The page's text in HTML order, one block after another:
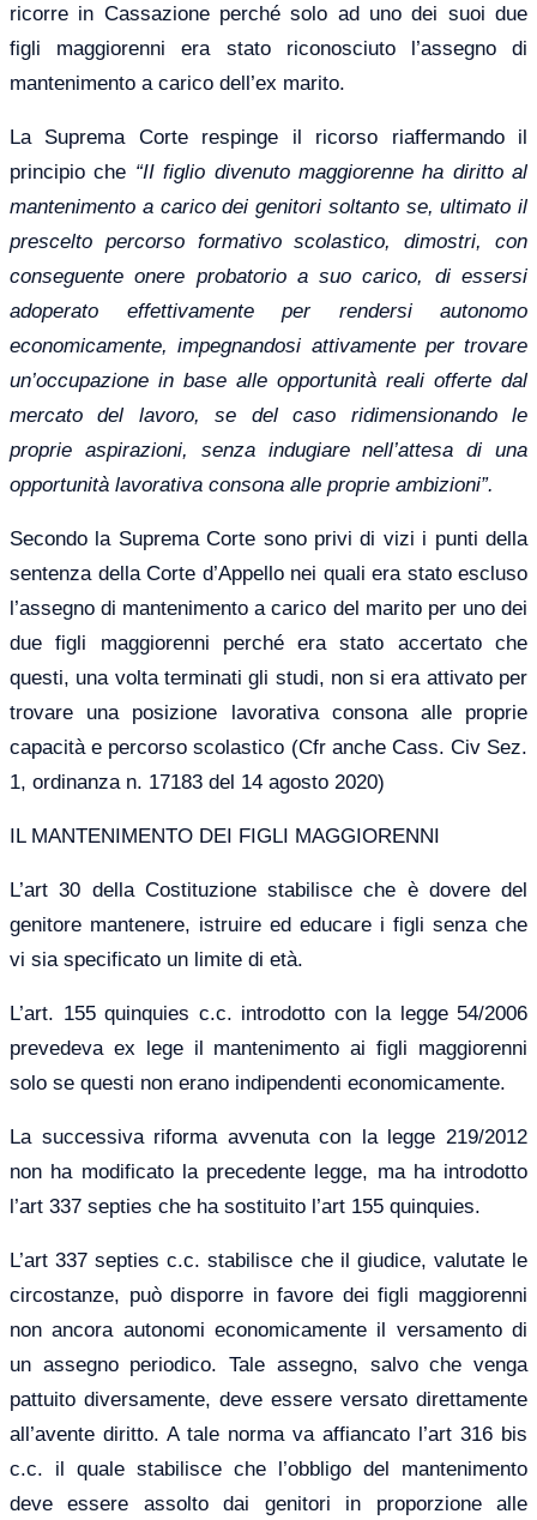
ricorre in Cassazione perché solo ad uno dei suoi due
figli maggiorenni era stato riconosciuto l’assegno di
mantenimento a carico dell’ex marito.
La Suprema Corte respinge il ricorso riaffermando il
principio che “II figlio divenuto maggiorenne ha diritto al
mantenimento a carico dei genitori soltanto se, ultimato il
prescelto percorso formativo scolastico, dimostri, con
conseguente onere probatorio a suo carico, di essersi
adoperato effettivamente per rendersi autonomo
economicamente, impegnandosi attivamente per trovare
un’occupazione in base alle opportunità reali offerte dal
mercato del lavoro, se del caso ridimensionando le
proprie aspirazioni, senza indugiare nell’attesa di una
opportunità lavorativa consona alle proprie ambizioni”.
Secondo la Suprema Corte sonoprivi di vizi i punti della
sentenza della Corte d’Appello nei quali era stato escluso
l’assegno di mantenimento a carico del marito per uno dei
due figli maggiorenni perché era stato accertato che
questi, una volta terminati gli studi, non si era attivato per
trovare una posizione lavorativa consona alle proprie
capacità e percorso scolastico (Cfr anche Cass. Civ Sez.
1, ordinanza n. 17183 del 14 agosto 2020)
IL MANTENIMENTO DEI FIGLI MAGGIORENNI
L’art 30 della Costituzione stabilisce che è dovere del
genitore mantenere, istruire ed educare i figli senza che
vi sia specificato un limite di età.
L’art. 155 quinquies c.c. introdotto con la legge 54/2006
prevedeva ex lege il mantenimento ai figli maggiorenni
solo se questi non erano indipendenti economicamente.
La successiva riforma avvenuta con la legge 219/2012
non ha modificato la precedente legge, ma ha introdotto
l’art 337 septies che ha sostituito l’art 155 quinquies.
L’art 337 septies c.c. stabilisce che il giudice, valutate le
circostanze, può disporre in favore dei figli maggiorenni
non ancora autonomi economicamente il versamento di
un assegno periodico. Tale assegno, salvo che venga
pattuito diversamente, deve essere versato direttamente
all’avente diritto. A tale norma va affiancato l’art 316 bis
c.c. il quale stabilisce che l’obbligo del mantenimento
deve essere assolto dai genitori in proporzione alle